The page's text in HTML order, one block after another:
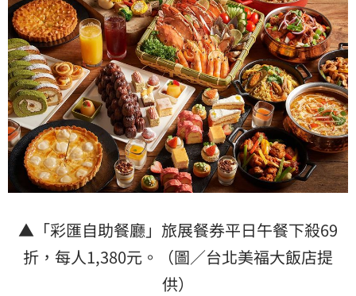
▲「彩匯自助餐廳」旅展餐券平日午餐下殺69
折，每人1,380元。（圖／台北美福大飯店提
供）